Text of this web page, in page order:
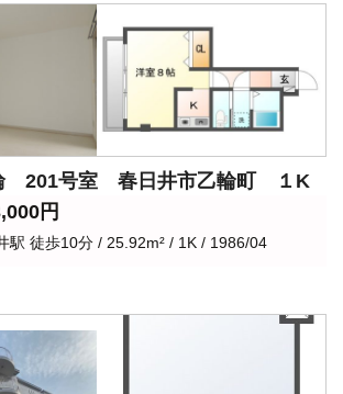
201号室 春日井市乙輪町 １K
円
駅 徒歩10分 / 25.92m² / 1K / 1986/04